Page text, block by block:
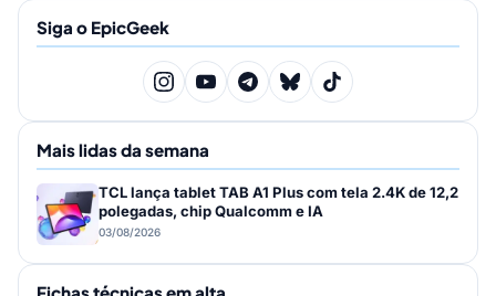
Siga o EpicGeek
Mais lidas da semana
TCL lança tablet TAB A1 Plus com tela 2.4K de 12,2
polegadas, chip Qualcomm e IA
03/08/2026